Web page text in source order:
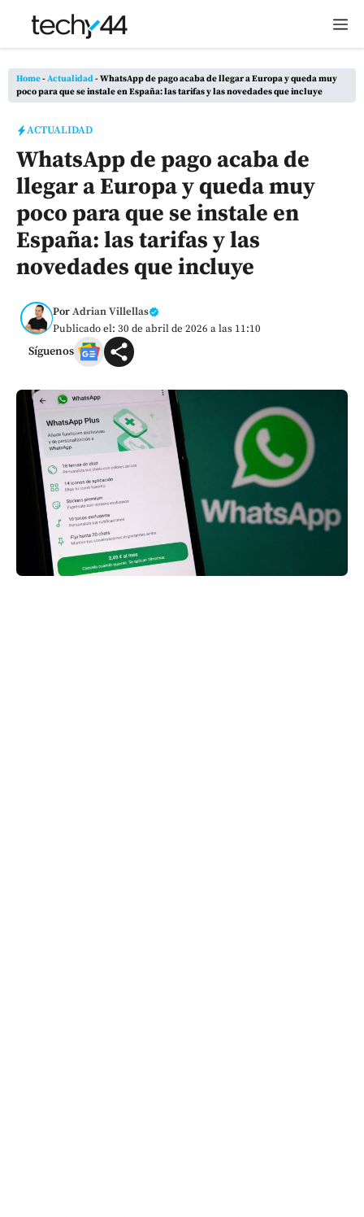
Saltar
Home-Actualidad-WhatsApp de pago acaba de llegar a Europa y queda muy
poco para que se instale en España: las tarifas y las novedades que incluye
ACTUALIDAD
WhatsApp de pago acaba de
llegar a Europa y queda muy
poco para que se instale en
España: las tarifas y las
novedades que incluye
PorAdrian Villellas
Publicado el: 30 de abril de 2026 a las 11:10
Síguenos